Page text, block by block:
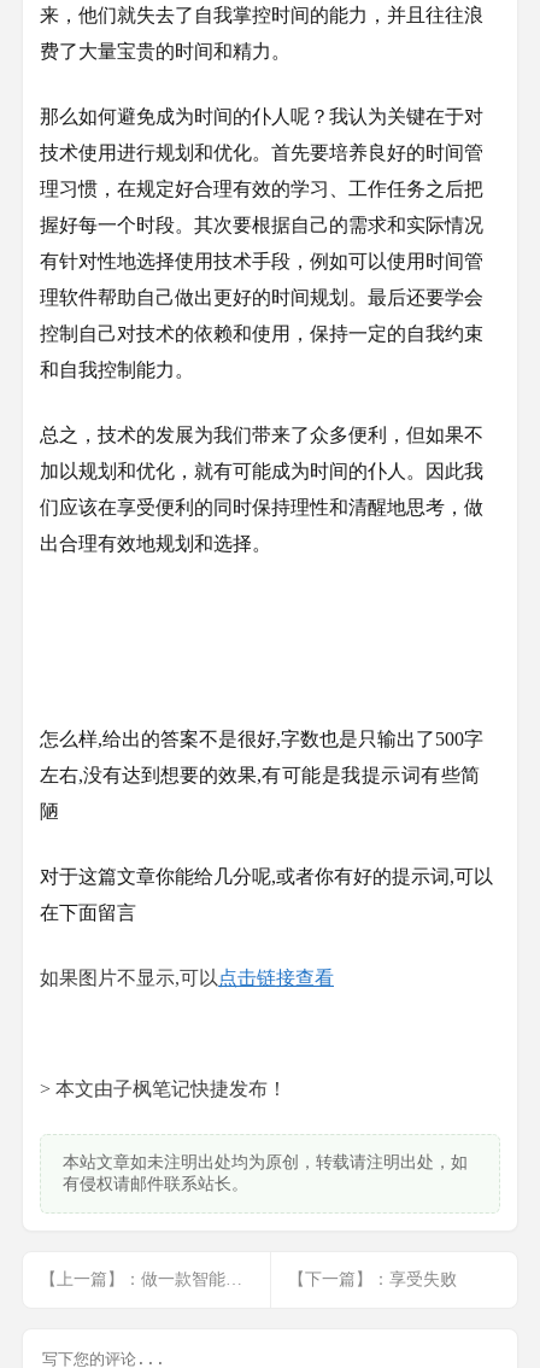
来，他们就失去了自我掌控时间的能力，并且往往浪
费了大量宝贵的时间和精力。
那么如何避免成为时间的仆人呢？我认为关键在于对
技术使用进行规划和优化。首先要培养良好的时间管
理习惯，在规定好合理有效的学习、工作任务之后把
握好每一个时段。其次要根据自己的需求和实际情况
有针对性地选择使用技术手段，例如可以使用时间管
理软件帮助自己做出更好的时间规划。最后还要学会
控制自己对技术的依赖和使用，保持一定的自我约束
和自我控制能力。
总之，技术的发展为我们带来了众多便利，但如果不
加以规划和优化，就有可能成为时间的仆人。因此我
们应该在享受便利的同时保持理性和清醒地思考，做
出合理有效地规划和选择。
怎么样,给出的答案不是很好,字数也是只输出了500字
左右,没有达到想要的效果,有可能是我提示词有些简
陋
对于这篇文章你能给几分呢,或者你有好的提示词,可以
在下面留言
如果图片不显示,可以 点击链接查看
> 本文由子枫笔记快捷发布！
本站文章如未注明出处均为原创，转载请注明出处，如
有侵权请邮件联系站长。
【上一篇】：做一款智能文档的ios程序 【下一篇】：享受失败